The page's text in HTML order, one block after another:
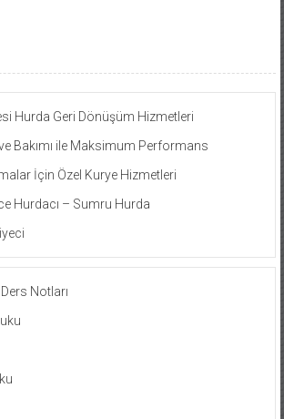
Hurda Geri Dönüşüm Hizmetleri
Bakımı ile Maksimum Performans
İçin Özel Kurye Hizmetleri
Hurdacı – Sumru Hurda
Notları